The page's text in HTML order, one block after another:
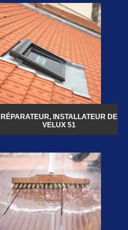
RÉPARATEUR, INSTALLATEUR DE
VELUX 51